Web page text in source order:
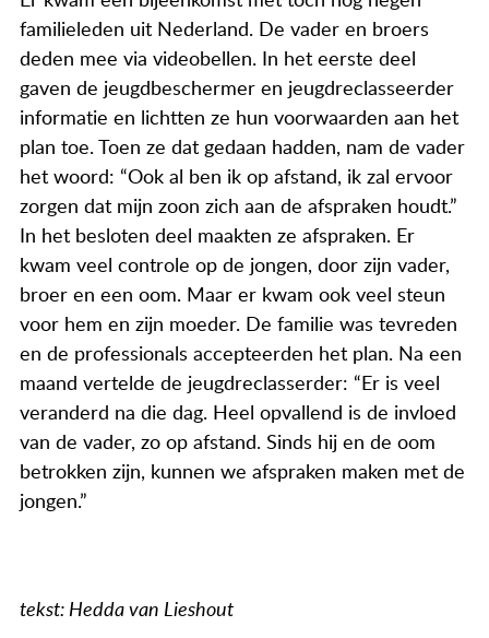
familieleden uit Nederland. De vader en broers
deden mee via videobellen. In het eerste deel
gaven de jeugdbeschermer en jeugdreclasseerder
informatie en lichtten ze hun voorwaarden aan het
plan toe. Toen ze dat gedaan hadden, nam de vader
het woord: “Ook al ben ik op afstand, ik zal ervoor
zorgen dat mijn zoon zich aan de afspraken houdt.”
In het besloten deel maakten ze afspraken. Er
kwam veel controle op de jongen, door zijn vader,
broer en een oom. Maar er kwam ook veel steun
voor hem en zijn moeder. De familie was tevreden
en de professionals accepteerden het plan. Na een
maand vertelde de jeugdreclasserder: “Er is veel
veranderd na die dag. Heel opvallend is de invloed
van de vader, zo op afstand. Sinds hij en de oom
betrokken zijn, kunnen we afspraken maken met de
jongen.”
tekst: Hedda van Lieshout